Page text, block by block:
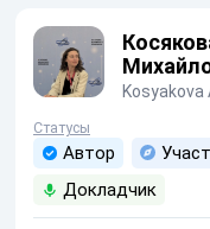
Статусы
Автор
Докладчик